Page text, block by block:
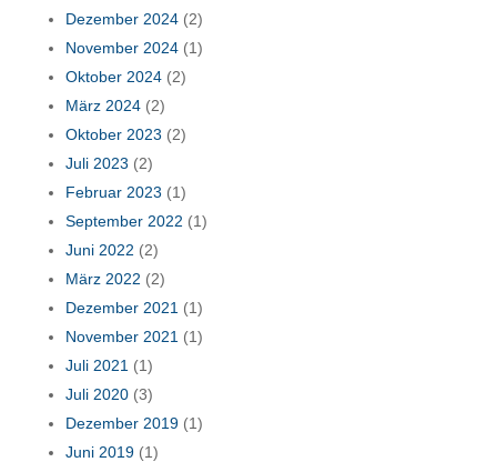
Dezember 2024(2)
November 2024(1)
Oktober 2024(2)
März 2024(2)
Oktober 2023 (2)
Juli 2023 (2)
Februar 2023 (1)
September 2022 (1)
Juni 2022 (2)
März 2022 (2)
Dezember 2021 (1)
November 2021 (1)
Juli 2021 (1)
Juli 2020(3)
Dezember 2019(1)
Juni 2019(1)